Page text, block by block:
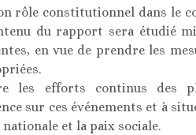
rôle constitutionnel dans le
du rapport sera étudié
en vue de prendre les
les efforts continus des
sur ces événements et à
et la paix sociale.